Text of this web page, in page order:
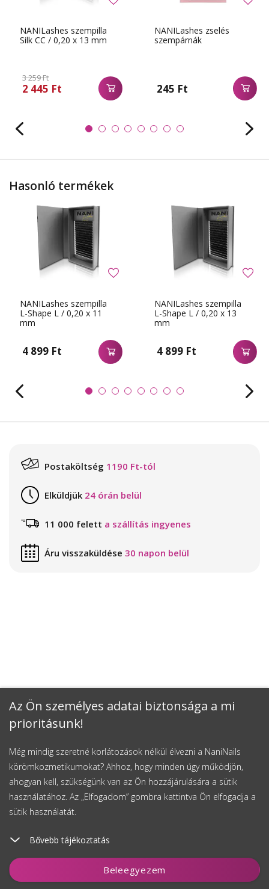
Az Ön személyes adatai biztonsága a mi
prioritásunk!
Még mindig szeretné korlátozások nélkül élvezni a NaniNails
körömkozmetikumokat? Ahhoz, hogy minden úgy működjön,
ahogyan kell, szükségünk van az Ön hozzájárulására a sütik
használatához. Az „Elfogadom” gombra kattintva Ön elfogadja a
sütik használatát.
Bővebb tájékoztatás
Beleegyezem
Kosárhoz ad
NANILashes szempilla
Silk CC / 0,20 x 13 mm
3 259 Ft
2 445 Ft
NANILashes zselés
szempárnák
245 Ft
Hasonló termékek
NANILashes szempilla
L-Shape L / 0,20 x 11
mm
4 899 Ft
NANILashes szempilla
L-Shape L / 0,20 x 13
mm
4 899 Ft
Postaköltség 1190 Ft-tól
Elküldjük 24 órán belül
11 000 felett a szállítás ingyenes
Áru visszaküldése 30 napon belül